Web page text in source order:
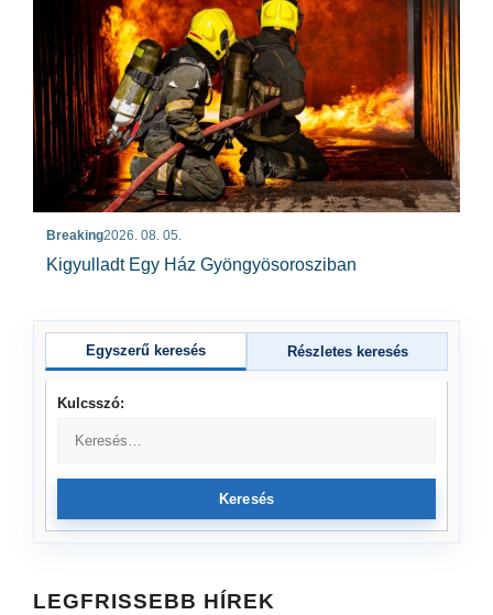
Breaking2026. 08. 05.
Kigyulladt Egy Ház Gyöngyösorosziban
Egyszerű keresés Részletes keresés
Kulcsszó:
Keresés
LEGFRISSEBB HÍREK